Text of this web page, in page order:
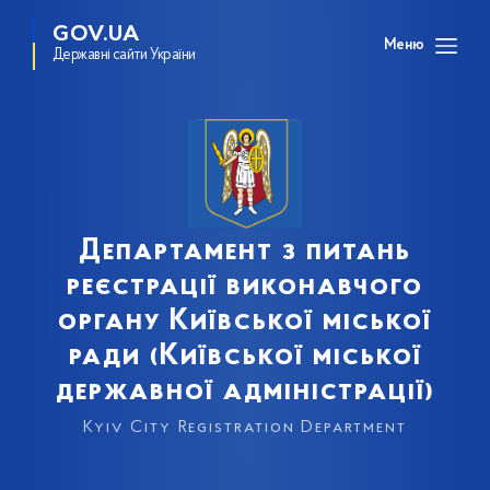
GOV.UA
Державні сайти України
Меню
Департамент з питань
реєстрації виконавчого
органу Київської міської
ради (Київської міської
державної адміністрації)
Kyiv City Registration Department